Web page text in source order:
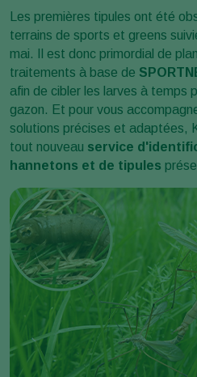
Les premières tipules ont été
terrains de sports et greens
mai. Il est donc primordial de
traitements à base de
afin de cibler les larves à temps
gazon. Et pour vous
solutions précises et adaptées,
tout nouveau service
hannetons et de tipules